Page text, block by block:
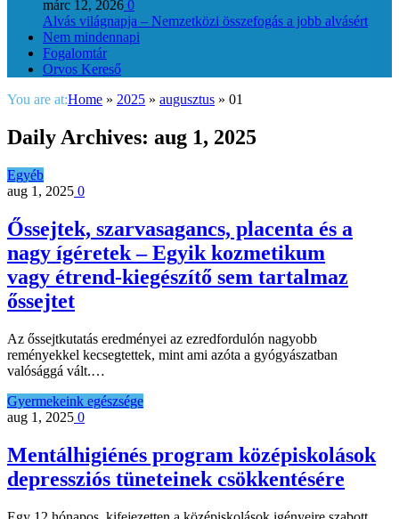
márc 12, 2026 0
Alvás világnapja – Nemzetközi összefogás a jobb alvásért
Nem mindennapi
Fogalomtár
Orvos Kereső
You are at:Home » 2025 » augusztus » 01
Daily Archives: aug 1, 2025
Egyéb
aug 1, 2025 0
Őssejtek, szarvasagancs, placenta és a
nagy ígéretek – Egyik kozmetikum
vagy étrend-kiegészítő sem tartalmaz
őssejtet
Az őssejtkutatás eredményei az ezredfordulón nagyobb
reményekkel kecsegtettek, mint ami azóta a gyógyászatban
valósággá vált.…
Gyermekeink egészsége
aug 1, 2025 0
Mentálhigiénés program középiskolások
depressziós tüneteinek csökkentésére